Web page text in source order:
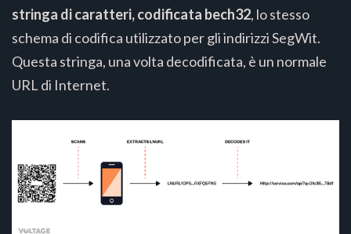
stringa di caratteri, codificata bech32, lo stesso
schema di codifica utilizzato per gli indirizzi SegWit.
Questa stringa, una volta decodificata, è un normale
URL di Internet.